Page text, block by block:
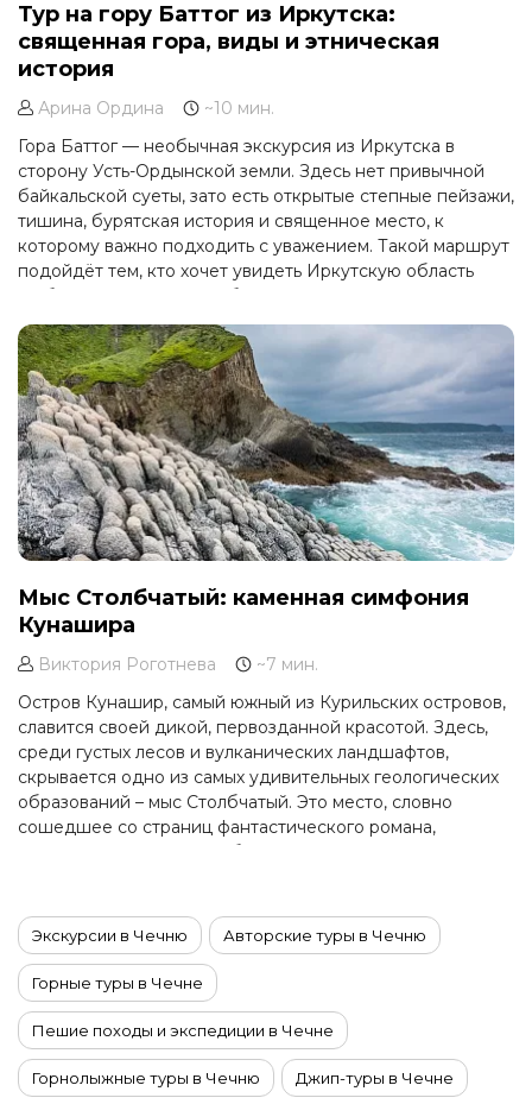
Тур на гору Баттог из Иркутска:
священная гора, виды и этническая
история
Арина Ордина
~10 мин.
Гора Баттог — необычная экскурсия из Иркутска в
сторону Усть-Ордынской земли. Здесь нет привычной
байкальской суеты, зато есть открытые степные пейзажи,
тишина, бурятская история и священное место, к
которому важно подходить с уважением. Такой маршрут
подойдёт тем, кто хочет увидеть Иркутскую область
глубже и открыть для себя не только Байкал, но и
культурное сердце Приангарья.
Мыс Столбчатый: каменная симфония
Кунашира
Виктория Роготнева
~7 мин.
Остров Кунашир, самый южный из Курильских островов,
славится своей дикой, первозданной красотой. Здесь,
среди густых лесов и вулканических ландшафтов,
скрывается одно из самых удивительных геологических
образований – мыс Столбчатый. Это место, словно
сошедшее со страниц фантастического романа,
завораживает своей необычной структурой и оставляет
Экскурсии в Чечню Авторские туры в Чечню
Горные туры в Чечне
Пешие походы и экспедиции в Чечне
Горнолыжные туры в Чечню Джип-туры в Чечне